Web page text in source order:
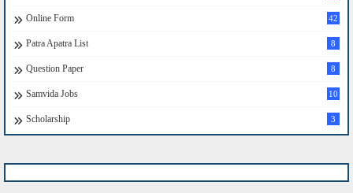
Online Form 42
Patra Apatra List 8
Question Paper 8
Samvida Jobs 10
Scholarship 3